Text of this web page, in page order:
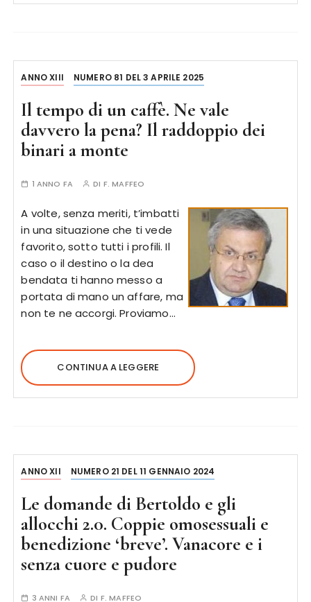
ANNO XIII NUMERO 81 DEL 3 APRILE 2025
Il tempo di un caffè. Ne vale
davvero la pena? Il raddoppio dei
binari a monte
1 ANNO FA DI F. MAFFEO
A volte, senza meriti, t’imbatti
in una situazione che ti vede
favorito, sotto tutti i profili. Il
caso o il destino o la dea
bendata ti hanno messo a
portata di mano un affare, ma
non te ne accorgi. Proviamo…
CONTINUA A LEGGERE
ANNO XII NUMERO 21 DEL 11 GENNAIO 2024
Le domande di Bertoldo e gli
allocchi 2.0. Coppie omosessuali e
benedizione ‘breve’. Vanacore e i
senza cuore e pudore
3 ANNI FA DI F. MAFFEO